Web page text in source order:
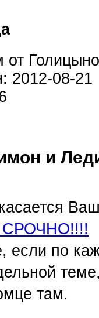
Голицыно
2012-08-21
и
если по
там.